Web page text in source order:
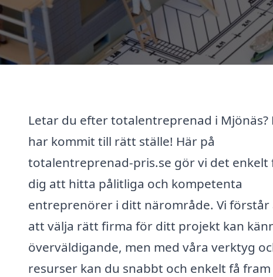
Letar du efter totalentreprenad i Mjönäs?
har kommit till rätt ställe! Här på
totalentreprenad-pris.se gör vi det enkelt
dig att hitta pålitliga och kompetenta
entreprenörer i ditt närområde. Vi förstår
att välja rätt firma för ditt projekt kan
överväldigande, men med våra verktyg
resurser kan du snabbt och enkelt få fram